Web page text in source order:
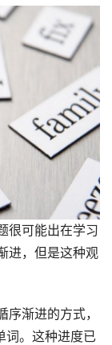
可能出在学习
进，但是这种观
渐进的方式，
词。这种进度已